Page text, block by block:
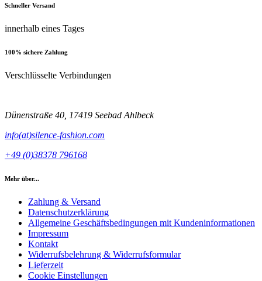
Schneller Versand
innerhalb eines Tages
100% sichere Zahlung
Verschlüsselte Verbindungen
Dünenstraße 40, 17419 Seebad Ahlbeck
info(at)silence-fashion.com
+49 (0)38378 796168
Mehr über...
Zahlung & Versand
Datenschutzerklärung
Allgemeine Geschäftsbedingungen mit Kundeninformationen
Impressum
Kontakt
Widerrufsbelehrung & Widerrufsformular
Lieferzeit
Cookie Einstellungen